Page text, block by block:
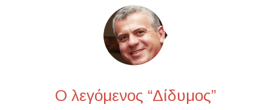
Ο λεγόμενος “Δίδυμος”